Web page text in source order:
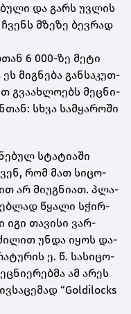
და გარს უვ­ლის
მზე­ზე ბევ­რად
6 000-ზე მეტი
მიგ­ნე­ბა გან­სა­კუთ­
გვა­ახ­ლო­ებს მეც­ნი­
სხვა სამ­ყა­რო­ში
სტა­ტი­ა­ში
რომ მათ სი­ცო­
არ მი­უგ­ნი­ათ. პლა­
წყა­ლი სჭირ­
იგი თა­ვი­სი ვარ­
უნდა იყოს და­
ე. წ. სა­სი­ცო­
ამ არეს
“Goldilocks